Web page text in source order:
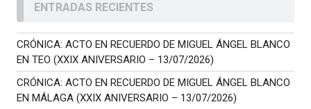
ENTRADAS RECIENTES
CRÓNICA: ACTO EN RECUERDO DE MIGUEL ÁNGEL BLANCO
EN TEO (XXIX ANIVERSARIO – 13/07/2026)
CRÓNICA: ACTO EN RECUERDO DE MIGUEL ÁNGEL BLANCO
EN MÁLAGA (XXIX ANIVERSARIO – 13/07/2026)